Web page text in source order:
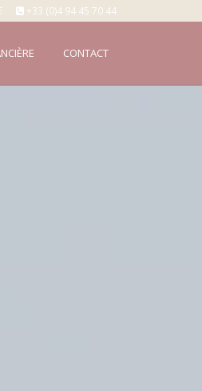
+33 (0)4 94 45 70 44
CONTACT